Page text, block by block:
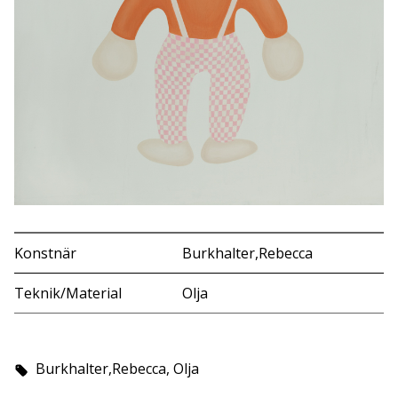
Konstnär Burkhalter,Rebecca
Teknik/Material Olja
Burkhalter,Rebecca, Olja